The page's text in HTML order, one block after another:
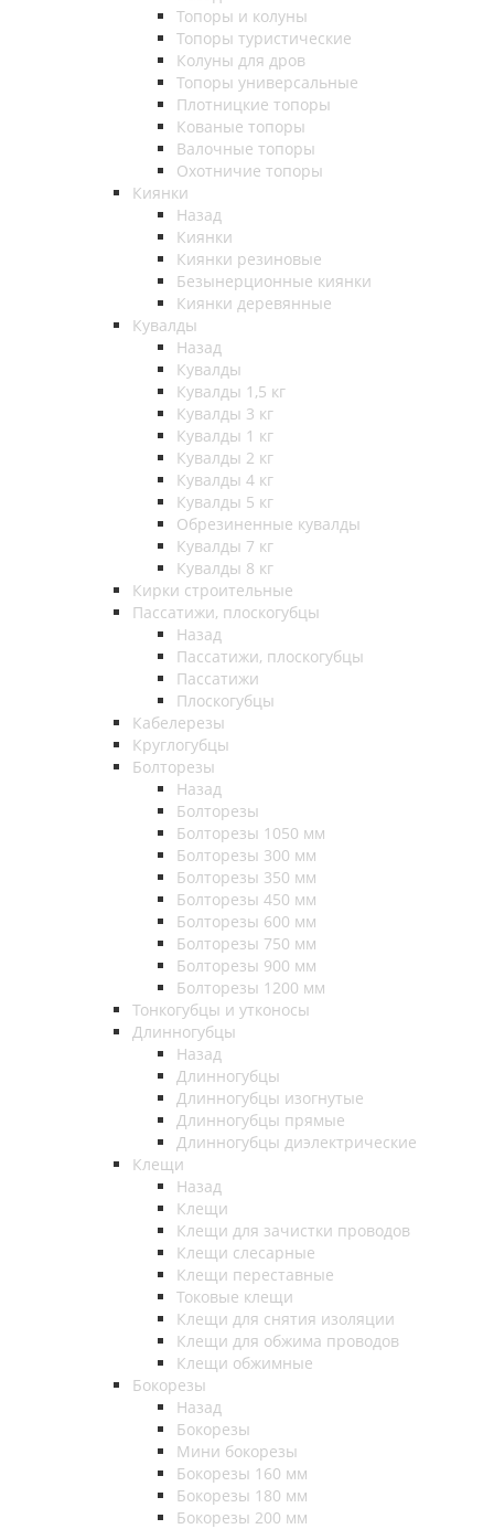
Топоры и колуны
Топоры туристические
Колуны для дров
Топоры универсальные
Плотницкие топоры
Кованые топоры
Валочные топоры
Охотничие топоры
Киянки
Назад
Киянки
Киянки резиновые
Безынерционные киянки
Киянки деревянные
Кувалды
Назад
Кувалды
Кувалды 1,5 кг
Кувалды 3 кг
Кувалды 1 кг
Кувалды 2 кг
Кувалды 4 кг
Кувалды 5 кг
Обрезиненные кувалды
Кувалды 7 кг
Кувалды 8 кг
Кирки строительные
Пассатижи, плоскогубцы
Назад
Пассатижи, плоскогубцы
Пассатижи
Плоскогубцы
Кабелерезы
Круглогубцы
Болторезы
Назад
Болторезы
Болторезы 1050 мм
Болторезы 300 мм
Болторезы 350 мм
Болторезы 450 мм
Болторезы 600 мм
Болторезы 750 мм
Болторезы 900 мм
Болторезы 1200 мм
Тонкогубцы и утконосы
Длинногубцы
Назад
Длинногубцы
Длинногубцы изогнутые
Длинногубцы прямые
Длинногубцы диэлектрические
Клещи
Назад
Клещи
Клещи для зачистки проводов
Клещи слесарные
Клещи переставные
Токовые клещи
Клещи для снятия изоляции
Клещи для обжима проводов
Клещи обжимные
Бокорезы
Назад
Бокорезы
Мини бокорезы
Бокорезы 160 мм
Бокорезы 180 мм
Бокорезы 200 мм